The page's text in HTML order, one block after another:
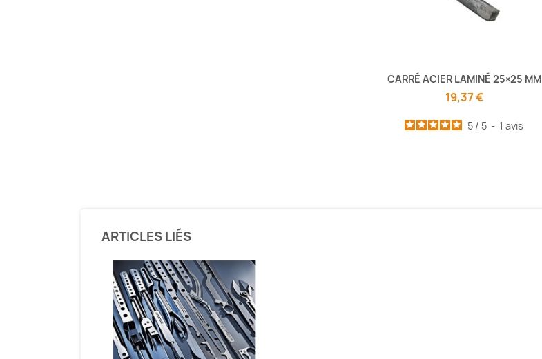
CARRÉ ACIER LAMINÉ 25×25 MM
19,37 €
5 / 5 - 1 avis
ARTICLES LIÉS